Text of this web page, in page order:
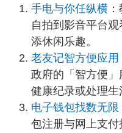
手电与你任纵横
自拍到影音平台
添休闲乐趣。
老友记智方便应用
政府的「智方便
健康纪录或处理生
电子钱包找数无限
包注册与网上支